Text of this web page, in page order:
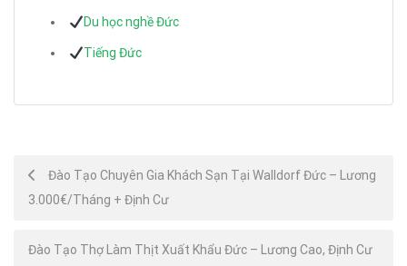
Du học nghề Đức
Tiếng Đức
Post
navigation
Đào Tạo Chuyên Gia Khách Sạn Tại Walldorf Đức – Lương
3.000€/Tháng + Định Cư
Đào Tạo Thợ Làm Thịt Xuất Khẩu Đức – Lương Cao, Định Cư